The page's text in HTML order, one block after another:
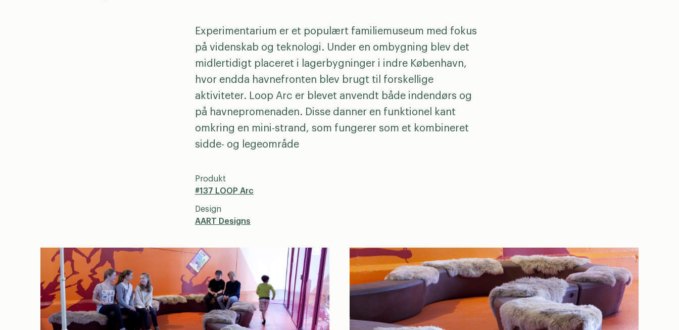
Experimentarium er et populært familiemuseum med fokus
på videnskab og teknologi. Under en ombygning blev det
midlertidigt placeret i lagerbygninger i indre København,
hvor endda havnefronten blev brugt til forskellige
aktiviteter. Loop Arc er blevet anvendt både indendørs og
på havnepromenaden. Disse danner en funktionel kant
omkring en mini-strand, som fungerer som et kombineret
sidde- og legeområde
Produkt
#137 LOOP Arc
Design
AART Designs